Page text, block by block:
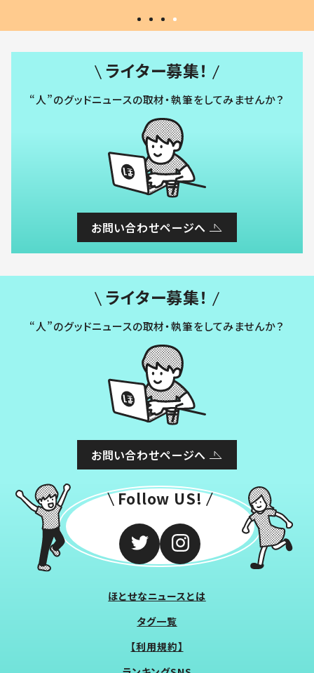
ライター募集！
“人”のグッドニュースの取材・執筆をしてみませんか？
お問い合わせページへ
ライター募集！
“人”のグッドニュースの取材・執筆をしてみませんか？
お問い合わせページへ
Follow US!
ほとせなニュースとは
タグ一覧
【利用規約】